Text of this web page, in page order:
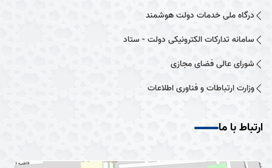
درگاه ملی خدمات دولت هوشمند
سامانه تدارکات الکترونیکی دولت - ستاد
شورای عالی فضای مجازی
وزارت ارتباطات و فناوری اطلاعات
ارتباط با ما